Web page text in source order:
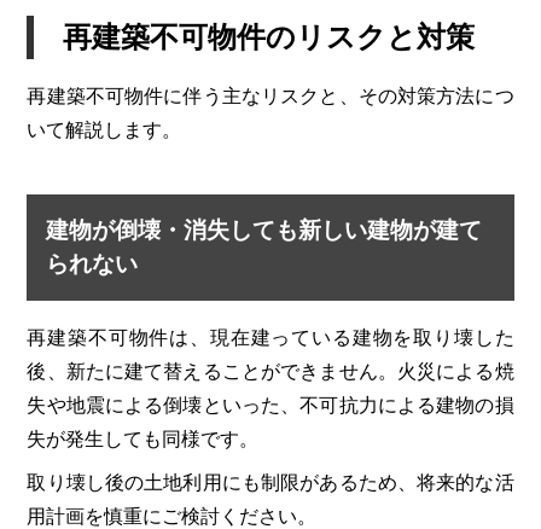
再建築不可物件のリスクと対策
再建築不可物件に伴う主なリスクと、その対策方法につ
いて解説します。
建物が倒壊・消失しても新しい建物が建て
られない
再建築不可物件は、現在建っている建物を取り壊した
後、新たに建て替えることができません。火災による焼
失や地震による倒壊といった、不可抗力による建物の損
失が発生しても同様です。
取り壊し後の土地利用にも制限があるため、将来的な活
用計画を慎重にご検討ください。